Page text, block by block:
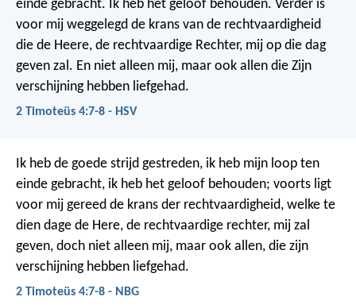
einde gebracht. Ik heb het geloof behouden. Verder is
voor mij weggelegd de krans van de rechtvaardigheid
die de Heere, de rechtvaardige Rechter, mij op die dag
geven zal. En niet alleen mij, maar ook allen die Zijn
verschijning hebben liefgehad.
2 Timoteüs 4:7-8 - HSV
Ik heb de goede strijd gestreden, ik heb mijn loop ten
einde gebracht, ik heb het geloof behouden; voorts ligt
voor mij gereed de krans der rechtvaardigheid, welke te
dien dage de Here, de rechtvaardige rechter, mij zal
geven, doch niet alleen mij, maar ook allen, die zijn
verschijning hebben liefgehad.
2 Timoteüs 4:7-8 - NBG